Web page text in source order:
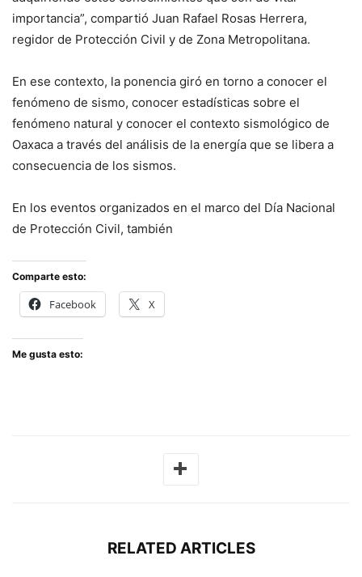
importancia”, compartió Juan Rafael Rosas Herrera,
regidor de Protección Civil y de Zona Metropolitana.
En ese contexto, la ponencia giró en torno a conocer el
fenómeno de sismo, conocer estadísticas sobre el
fenómeno natural y conocer el contexto sismológico de
Oaxaca a través del análisis de la energía que se libera a
consecuencia de los sismos.
En los eventos organizados en el marco del Día Nacional
de Protección Civil, también
Comparte esto:
Facebook X
Me gusta esto:
RELATED ARTICLES